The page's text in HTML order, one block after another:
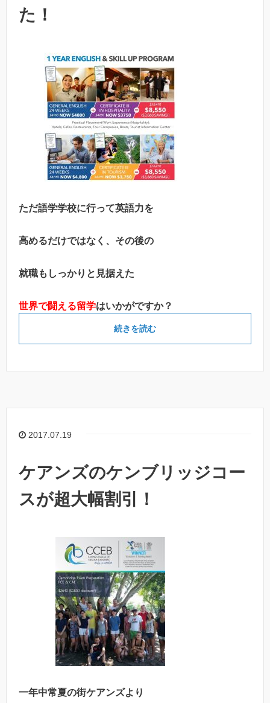
た！
ただ語学学校に行って英語力を
高めるだけではなく、その後の
就職もしっかりと見据えた
世界で闘える留学はいかがですか？
続きを読む
2017.07.19
ケアンズのケンブリッジコー
スが超大幅割引！
一年中常夏の街ケアンズより